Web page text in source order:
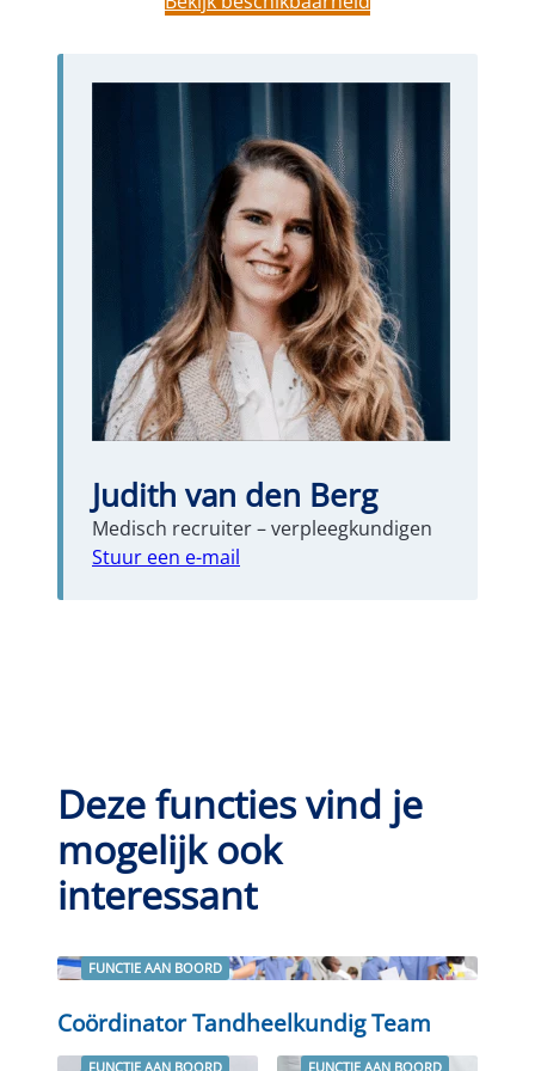
Judith van den Berg
Medisch recruiter – verpleegkundigen
Stuur een e-mail
Deze functies vind je
mogelijk ook
interessant
FUNCTIE AAN BOORD
Coördinator Tandheelkundig Team
FUNCTIE AAN BOORD FUNCTIE AAN BOORD